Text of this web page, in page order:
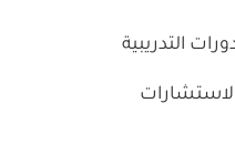
التدريبية